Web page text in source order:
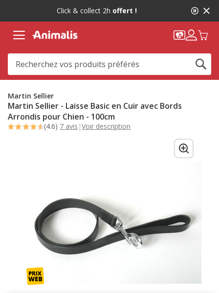
message,
Click & collect 2h offert !
Martin Sellier
Martin Sellier - Laisse Basic en Cuir avec Bords
Arrondis pour Chien - 100cm
(4.6) 7 avis |Voir description